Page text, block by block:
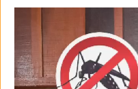
vídeo